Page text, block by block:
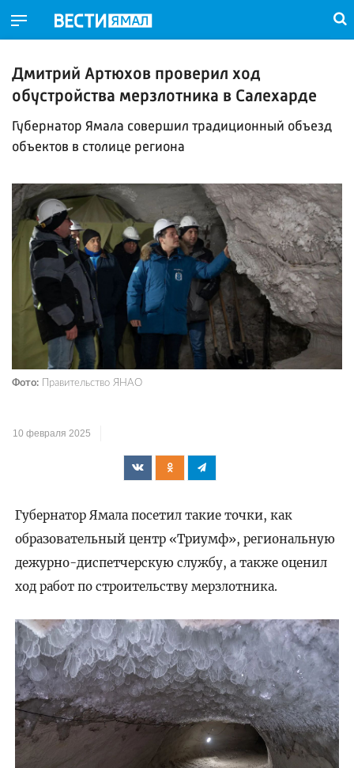
Дмитрий Артюхов проверил ход
обустройства мерзлотника в Салехарде
Губернатор Ямала совершил традиционный объезд
объектов в столице региона
Фото: Правительство ЯНАО
10 февраля 2025
Губернатор Ямала посетил такие точки, как
образовательный центр «Триумф», региональную
дежурно-диспетчерскую службу, а также оценил
ход работ по строительству мерзлотника.